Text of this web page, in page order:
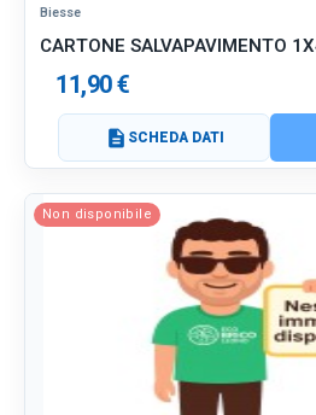
Biesse
CARTONE SALVAPAVIMENTO
11,90 €
description SCHEDA DATI
Non disponibile